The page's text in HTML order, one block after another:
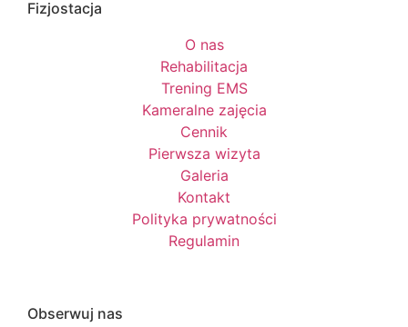
Fizjostacja
O nas
Rehabilitacja
Trening EMS
Kameralne zajęcia
Cennik
Pierwsza wizyta
Galeria
Kontakt
Polityka prywatności
Regulamin
Obserwuj nas